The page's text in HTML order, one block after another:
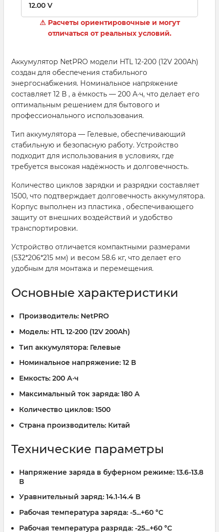
12.00 V
⚠ Расчеты ориентировочные и могут
отличаться от реальных условий.
Аккумулятор NetPRO модели HTL 12-200 (12V 200Ah)
создан для обеспечения стабильного
энергоснабжения. Номинальное напряжение
составляет 12 В , а ёмкость — 200 А·ч, что делает его
оптимальным решением для бытового и
профессионального использования.
Тип аккумулятора — Гелевые, обеспечивающий
стабильную и безопасную работу. Устройство
подходит для использования в условиях, где
требуется высокая надёжность и долговечность.
Количество циклов зарядки и разрядки составляет
1500, что подтверждает долговечность аккумулятора.
Корпус выполнен из пластика , обеспечивающего
защиту от внешних воздействий и удобство
транспортировки.
Устройство отличается компактными размерами
(532*206*215 мм) и весом 58.6 кг, что делает его
удобным для монтажа и перемещения.
Основные характеристики
Производитель: NetPRO
Модель: HTL 12-200 (12V 200Ah)
Тип аккумулятора: Гелевые
Номинальное напряжение: 12 В
Емкость: 200 А·ч
Максимальный ток заряда: 180 А
Количество циклов: 1500
Страна производитель: Китай
Технические параметры
Напряжение заряда в буферном режиме: 13.6-13.8
В
Уравнительный заряд: 14.1-14.4 В
Рабочая температура заряда: -5...+60 °C
Рабочая температура разряда: -25...+60 °C